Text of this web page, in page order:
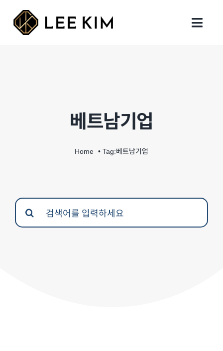
content
지원 업무
세무회계
지사 및 연락처
베트남기업
Home Tag:베트남기업
Search
for: